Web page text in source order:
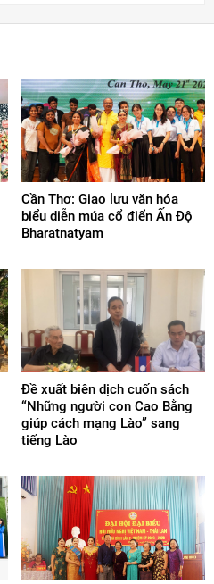
Cần Thơ: Giao lưu văn hóa
biểu diễn múa cổ điển Ấn Độ
Bharatnatyam
Đề xuất biên dịch cuốn sách
“Những người con Cao Bằng
giúp cách mạng Lào” sang
tiếng Lào